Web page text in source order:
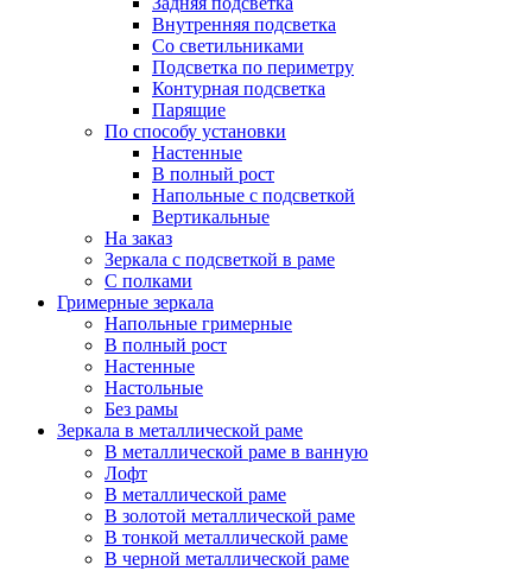
Внутренняя подсветка
Со светильниками
Подсветка по периметру
Контурная подсветка
Парящие
По способу установки
Настенные
В полный рост
Напольные с подсветкой
Вертикальные
На заказ
Зеркала с подсветкой в раме
С полками
Гримерные зеркала
Напольные гримерные
В полный рост
Настенные
Настольные
Без рамы
Зеркала в металлической раме
В металлической раме в ванную
Лофт
В металлической раме
В золотой металлической раме
В тонкой металлической раме
В черной металлической раме